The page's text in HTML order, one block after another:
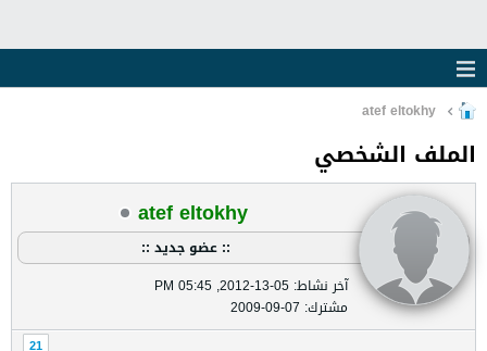
الملف الشخصي
atef eltokhy
:: عضو جديد ::
آخر نشاط: 05-13-2012, 05:45 PM
مشترك: 07-09-2009
21